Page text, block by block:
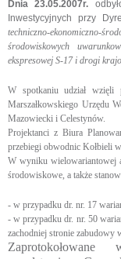
Dnia 23.05.2007r.
Inwestycyjnych przy
techniczno-
środowiskowych
ekspresowej S-17 i drogi
W spotkaniu udział wzięli
Marszałkowskiego Urzędu
Mazowiecki i Celestynów.
Projektanci z Biura
przebiegi obwodnic Kołbieli
W wyniku wielowariantowej
środowiskowe, a także
- w przypadku dr. nr. 17
- w przypadku dr. nr. 50
zachodniej stronie zabudowy